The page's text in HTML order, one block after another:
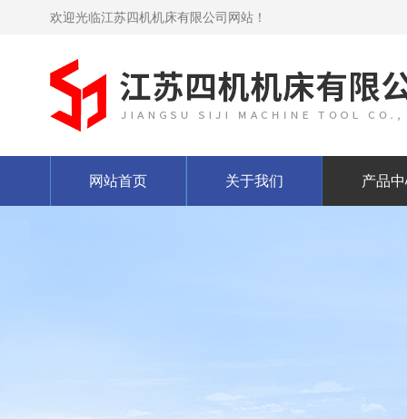
欢迎光临江苏四机机床有限公司网站！
网站首页 关于我们 产品